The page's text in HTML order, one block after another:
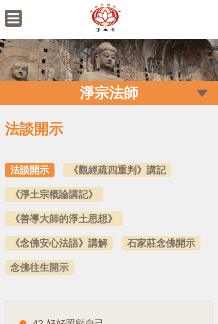
淨宗法師
法談開示
法談開示 《觀經疏四重判》講記
《淨土宗概論講記》
《善導大師的淨土思想》
《念佛安心法語》講解 石家莊念佛開示
念佛往生開示